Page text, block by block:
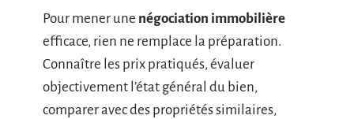
Pour mener une négociation immobilière
efficace, rien ne remplace la préparation.
Connaître les prix pratiqués, évaluer
objectivement l’état général du bien,
comparer avec des propriétés similaires,